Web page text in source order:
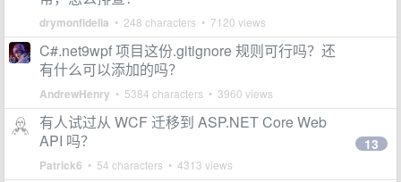
drymonfidelia • 248 characters • 7120 views
C#.net9wpf 项目这份.gitignore 规则可行吗？还
有什么可以添加的吗？
AndrewHenry • 5384 characters • 3960 views
有人试过从 WCF 迁移到 ASP.NET Core Web
API 吗？
Patrick6 • 54 characters • 4313 views
13